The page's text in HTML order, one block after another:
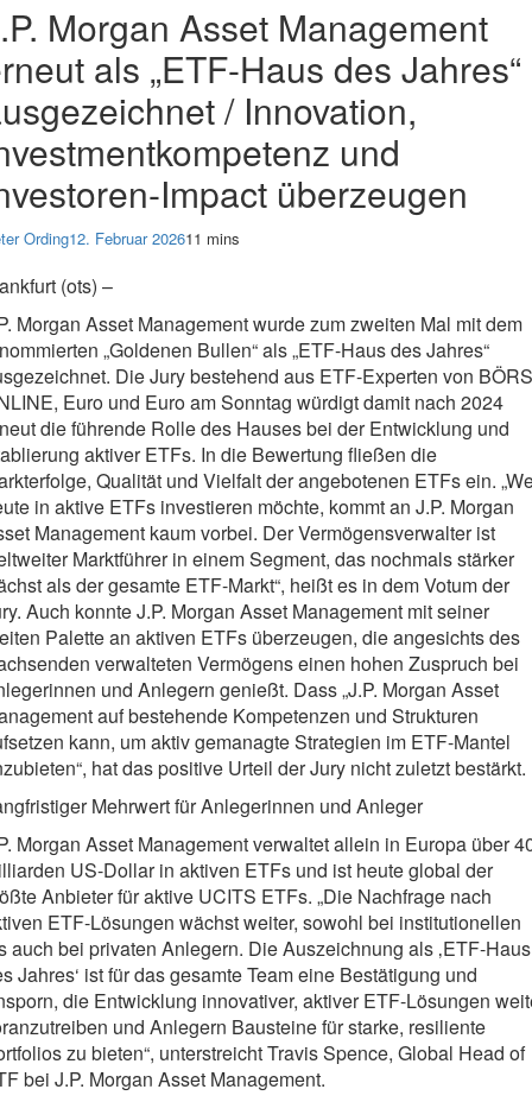
Morgan Asset Management
als „ETF-Haus des Jahres“
/ Innovation,
und
Impact überzeugen
Ording12. Februar 202611 mins
(ots) –
Morgan Asset Management wurde zum zweiten Mal mit dem
„Goldenen Bullen“ als „ETF-Haus des Jahres“
Die Jury bestehend aus ETF-Experten von
Euro und Euro am Sonntag würdigt damit nach 2024
die führende Rolle des Hauses bei der Entwicklung und
aktiver ETFs. In die Bewertung fließen die
Qualität und Vielfalt der angebotenen ETFs ein.
in aktive ETFs investieren möchte, kommt an J.P. Morgan
Management kaum vorbei. Der Vermögensverwalter ist
Marktführer in einem Segment, das nochmals stärker
als der gesamte ETF-Markt“, heißt es in dem Votum der
Auch konnte J.P. Morgan Asset Management mit seiner
Palette an aktiven ETFs überzeugen, die angesichts des
verwalteten Vermögens einen hohen Zuspruch bei
und Anlegern genießt. Dass „J.P. Morgan Asset
auf bestehende Kompetenzen und Strukturen
kann, um aktiv gemanagte Strategien im ETF-Mantel
hat das positive Urteil der Jury nicht zuletzt bestärkt.
Mehrwert für Anlegerinnen und Anleger
Morgan Asset Management verwaltet allein in Europa über
US-Dollar in aktiven ETFs und ist heute global der
Anbieter für aktive UCITS ETFs. „Die Nachfrage nach
ETF-Lösungen wächst weiter, sowohl bei institutionellen
auch bei privaten Anlegern. Die Auszeichnung als ‚ETF-Haus
Jahres‘ ist für das gesamte Team eine Bestätigung und
die Entwicklung innovativer, aktiver ETF-Lösungen
und Anlegern Bausteine für starke, resiliente
zu bieten“, unterstreicht Travis Spence, Global Head of
bei J.P. Morgan Asset Management.